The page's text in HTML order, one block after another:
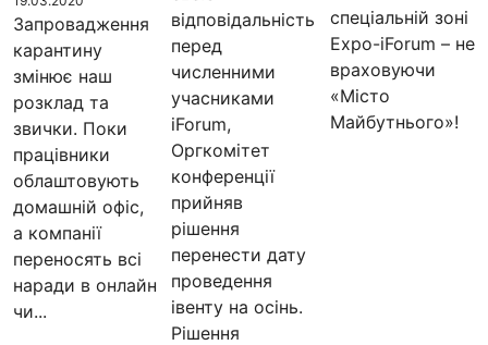
Запровадження
карантину
змінює наш
розклад та
звички. Поки
працівники
облаштовують
домашній офіс,
а компанії
переносять всі
наради в онлайн
чи...
відповідальність
перед
численними
учасниками
iForum,
Оргкомітет
конференції
прийняв
рішення
перенести дату
проведення
івенту на осінь.
Рішення
спеціальній зоні
Expo-iForum – не
враховуючи
«Місто
Майбутнього»!